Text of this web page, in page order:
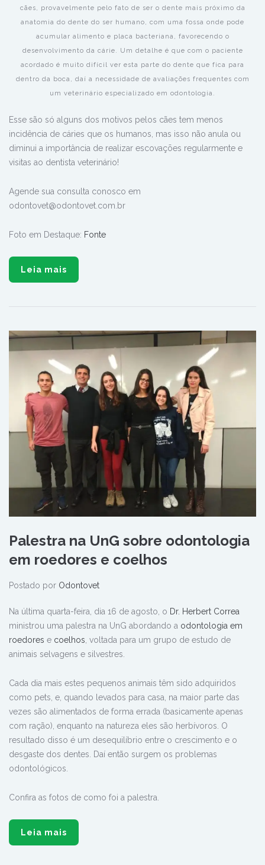
cães, provavelmente pelo fato de ser o dente mais próximo da
anatomia do dente do ser humano, com uma fossa onde pode
acumular alimento e placa bacteriana, favorecendo o
desenvolvimento da cárie. Um detalhe é que com o paciente
acordado é muito difícil ver esta parte do dente que fica para
dentro da boca, daí a necessidade de avaliações frequentes com
um veterinário especializado em odontologia.
Esse são só alguns dos motivos pelos cães tem menos
incidência de cáries que os humanos, mas isso não anula ou
diminui a importância de realizar escovações regularmente e
visitas ao dentista veterinário!
Agende sua consulta conosco em
odontovet@odontovet.com.br
Foto em Destaque: Fonte
Leia mais
Palestra na UnG sobre odontologia
em roedores e coelhos
Postado por Odontovet
Na última quarta-feira, dia 16 de agosto, o Dr. Herbert Correa
ministrou uma palestra na UnG abordando a odontologia em
roedores e coelhos , voltada para um grupo de estudo de
animais selvagens e silvestres.
Cada dia mais estes pequenos animais têm sido adquiridos
como pets, e, quando levados para casa, na maior parte das
vezes são alimentados de forma errada (basicamente apenas
com ração), enquanto na natureza eles são herbívoros. O
resultado disso é um desequilíbrio entre o crescimento e o
desgaste dos dentes. Daí então surgem os problemas
odontológicos.
Confira as fotos de como foi a palestra.
Leia mais